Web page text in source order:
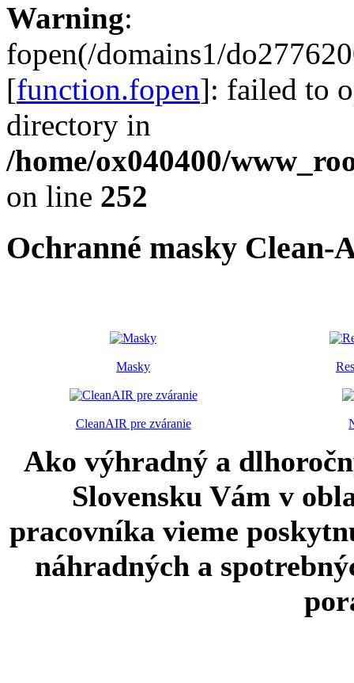
Warning:
fopen(/domains1/
[function.fopen]: failed to
directory in
/home/ox040400/
on line 252
Ochranné masky Clean-
Masky
CleanAIR pre zváranie
Ako výhradný a
Slovensku Vám v
pracovníka vieme
náhradných a